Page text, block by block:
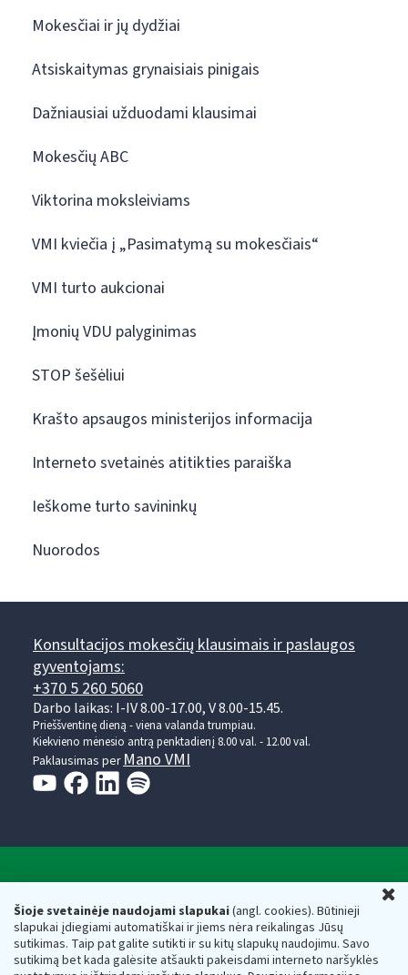
Šioje svetainėje naudojami slapukai(angl. cookies). Būtinieji
slapukai įdiegiami automatiškai ir jiems nėra reikalingas Jūsų
sutikimas. Taip pat galite sutikti ir su kitų slapukų naudojimu. Savo
sutikimą bet kada galėsite atšaukti pakeisdami interneto naršyklės
Mokesčiai ir jų dydžiai
Atsiskaitymas grynaisiais pinigais
Dažniausiai užduodami klausimai
Mokesčių ABC
Viktorina moksleiviams
VMI kviečia į „Pasimatymą su mokesčiais“
VMI turto aukcionai
Įmonių VDU palyginimas
STOP šešėliui
Krašto apsaugos ministerijos informacija
Interneto svetainės atitikties paraiška
Ieškome turto savininkų
Nuorodos
Konsultacijos mokesčių klausimais ir paslaugos
gyventojams:
+370 5 260 5060
Darbo laikas: I-IV 8.00-17.00, V 8.00-15.45.
Prieššventinę dieną - viena valanda trumpiau.
Kiekvieno mėnesio antrą penktadienį 8.00 val. - 12.00 val.
Paklausimas per Mano VMI
Respublikos finansų ministerijos
Biudžetinė įstaiga. Juridinio asmens kodas — 188659752,
adresas: Vasario 16-osios g. 14, 01107 Vilnius, Lietuva, el.paštas:
vmi@vmi.lt, E. pristatymo dėžutės adresas 188659752